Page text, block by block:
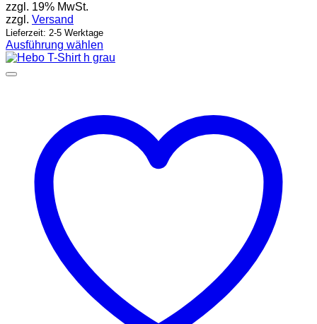
zzgl. 19% MwSt.
zzgl. Versand
Lieferzeit: 2-5 Werktage
Ausführung wählen
Dieses
Produkt
Optionen
können
Produktseite
gewählt
werden